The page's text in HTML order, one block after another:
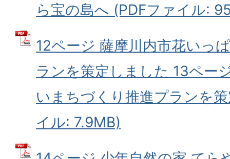
ら宝の島へ (PDFファイル:
12ページ 薩摩川内市花いっ
ランを策定しました 13ペー
いまちづくり推進プランを
イル: 7.9MB)